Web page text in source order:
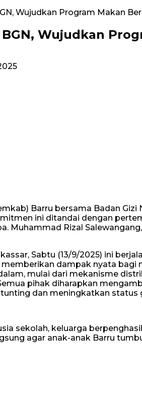
Wujudkan Program Makan
Wujudkan
Barru bersama Badan
ini ditandai dengan
Muhammad Rizal
Sabtu (13/9/2025) ini
dampak nyata
mulai dari mekanisme
pihak diharapkan
dan meningkatkan status
sekolah, keluarga
agar anak-anak Barru